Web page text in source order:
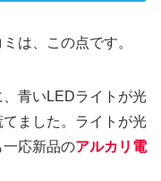
は、この点です。
青いLEDライトが光
ました。ライトが光
一応新品のアルカリ電